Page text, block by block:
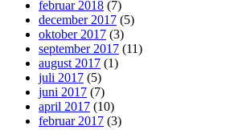
februar 2018 (7)
december 2017 (5)
oktober 2017 (3)
september 2017 (11)
august 2017 (1)
juli 2017 (5)
juni 2017 (7)
april 2017 (10)
februar 2017 (3)